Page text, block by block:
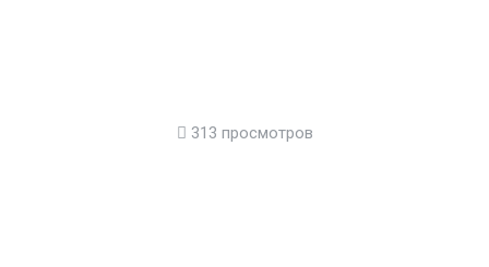
313 просмотров